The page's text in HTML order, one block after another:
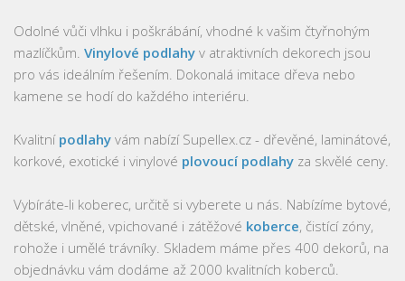
Odolné vůči vlhku i poškrábání, vhodné k vašim čtyřnohým
mazlíčkům. Vinylové podlahy v atraktivních dekorech jsou
pro vás ideálním řešením. Dokonalá imitace dřeva nebo
kamene se hodí do každého interiéru.
Kvalitní podlahy vám nabízí Supellex.cz - dřevěné, laminátové,
korkové, exotické i vinylové plovoucí podlahy za skvělé ceny.
Vybíráte-li koberec, určitě si vyberete u nás. Nabízíme bytové,
dětské, vlněné, vpichované i zátěžové koberce, čistící zóny,
rohože i umělé trávníky. Skladem máme přes 400 dekorů, na
objednávku vám dodáme až 2000 kvalitních koberců.